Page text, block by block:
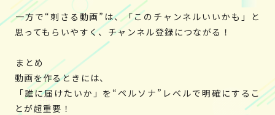
一方で“刺さる動画”は、「このチャンネルいいかも」と
思ってもらいやすく、チャンネル登録につながる！
まとめ
動画を作るときには、
「誰に届けたいか」を“ペルソナ”レベルで明確にするこ
とが超重要！